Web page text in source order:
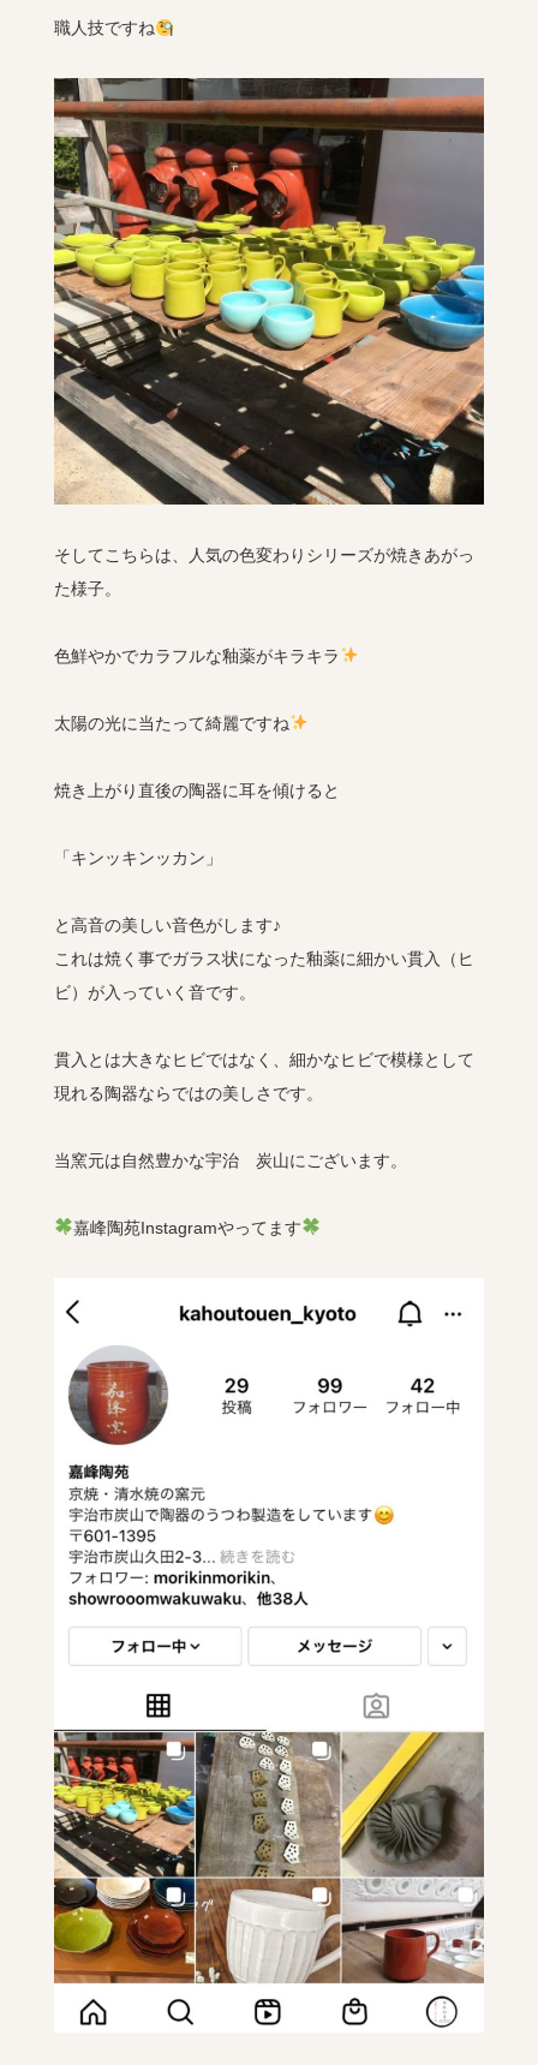
職人技ですね
そしてこちらは、人気の色変わりシリーズが焼きあがっ
た様子。
色鮮やかでカラフルな釉薬がキラキラ
太陽の光に当たって綺麗ですね
焼き上がり直後の陶器に耳を傾けると
「キンッキンッカン」
と高音の美しい音色がします♪
これは焼く事でガラス状になった釉薬に細かい貫入（ヒ
ビ）が入っていく音です。
貫入とは大きなヒビではなく、細かなヒビで模様として
現れる陶器ならではの美しさです。
当窯元は自然豊かな宇治 炭山にございます。
嘉峰陶苑Instagramやってます